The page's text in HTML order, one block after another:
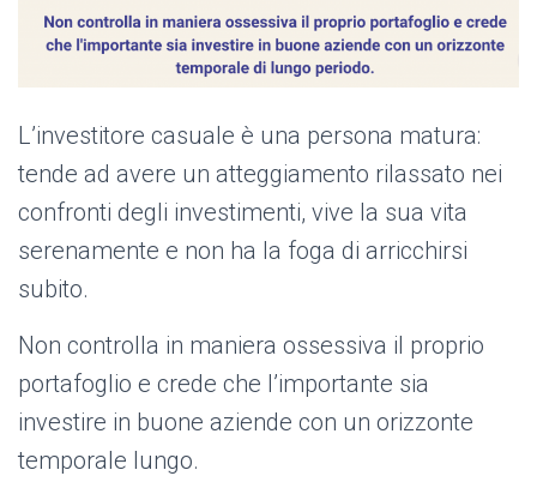
L’investitore casuale è una persona matura:
tende ad avere un atteggiamento rilassato nei
confronti degli investimenti, vive la sua vita
serenamente e non ha la foga di arricchirsi
subito.
Non controlla in maniera ossessiva il proprio
portafoglio e crede che l’importante sia
investire in buone aziende con un orizzonte
temporale lungo.